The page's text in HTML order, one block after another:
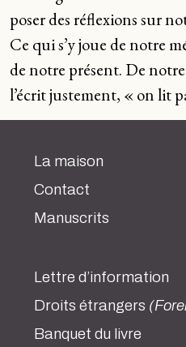
poser des réflexions sur
Ce qui s’y joue de notre
de notre présent. De
l’écrit justement, « on lit
La maison
Contact
Manuscrits
Lettre d’information
Droits étrangers
Banquet du livre